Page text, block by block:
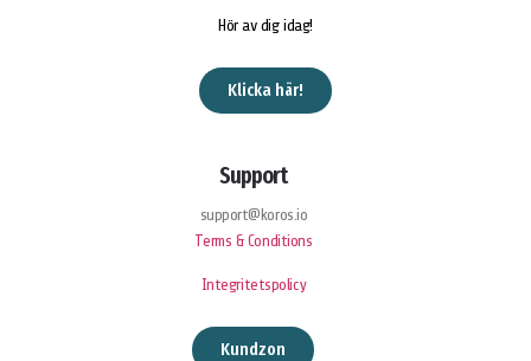
Hör av dig idag!
Klicka här!
Support
support@koros.io
Terms & Conditions
Integritetspolicy
Kundzon